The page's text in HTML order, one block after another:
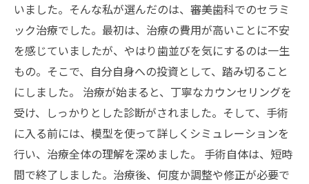
いました。そんな私が選んだのは、審美歯科でのセラミ
ック治療でした。最初は、治療の費用が高いことに不安
を感じていましたが、やはり歯並びを気にするのは一生
もの。そこで、自分自身への投資として、踏み切ること
にしました。 治療が始まると、丁寧なカウンセリングを
受け、しっかりとした診断がされました。そして、手術
に入る前には、模型を使って詳しくシミュレーションを
行い、治療全体の理解を深めました。 手術自体は、短時
間で終了しました。治療後、何度か調整や修正が必要で